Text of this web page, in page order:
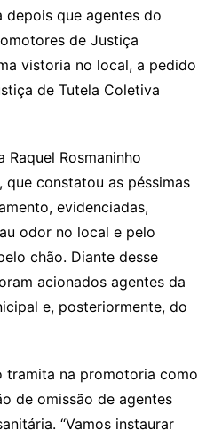
que agentes do
de Justiça
vistoria no local, a pedido
de Tutela Coletiva
Rosmaninho
constatou as péssimas
evidenciadas,
odor no local e pelo
chão. Diante desse
acionados agentes da
e, posteriormente, do
tramita na promotoria como
de omissão de agentes
“Vamos instaurar